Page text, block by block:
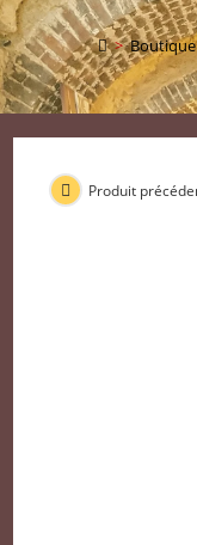
> Boutique
Produit